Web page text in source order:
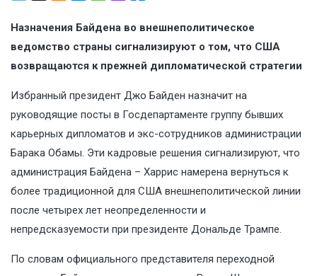
Назначения Байдена во внешнеполитическое
ведомство страны сигнализируют о том, что США
возвращаются к прежней дипломатической стратегии
Избранный президент Джо Байден назначит на
руководящие посты в Госдепартаменте группу бывших
карьерных дипломатов и экс-сотрудников администрации
Барака Обамы. Эти кадровые решения сигнализируют, что
администрация Байдена – Харрис намерена вернуться к
более традиционной для США внешнеполитической линии
после четырех лет неопределенности и
непредсказуемости при президенте Дональде Трампе.
По словам официального представителя переходной